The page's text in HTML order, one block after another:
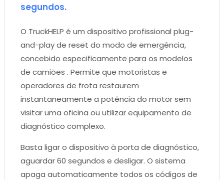
segundos.
O TruckHELP é um dispositivo profissional plug-
and-play de reset do modo de emergência,
concebido especificamente para os modelos
de camiões . Permite que motoristas e
operadores de frota restaurem
instantaneamente a potência do motor sem
visitar uma oficina ou utilizar equipamento de
diagnóstico complexo.
Basta ligar o dispositivo à porta de diagnóstico,
aguardar 60 segundos e desligar. O sistema
apaga automaticamente todos os códigos de